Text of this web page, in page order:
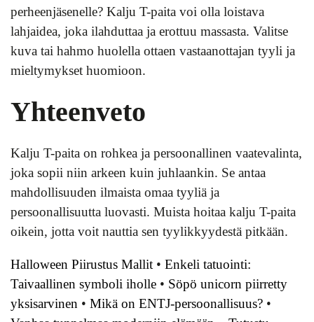
perheenjäsenelle? Kalju T-paita voi olla loistava
lahjaidea, joka ilahduttaa ja erottuu massasta. Valitse
kuva tai hahmo huolella ottaen vastaanottajan tyyli ja
mieltymykset huomioon.
Yhteenveto
Kalju T-paita on rohkea ja persoonallinen vaatevalinta,
joka sopii niin arkeen kuin juhlaankin. Se antaa
mahdollisuuden ilmaista omaa tyyliä ja
persoonallisuutta luovasti. Muista hoitaa kalju T-paita
oikein, jotta voit nauttia sen tyylikkyydestä pitkään.
Halloween Piirustus Mallit • Enkeli tatuointi:
Taivaallinen symboli iholle • Söpö unicorn piirretty
yksisarvinen • Mikä on ENTJ-persoonallisuus? •